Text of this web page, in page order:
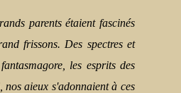
parents étaient fascinés
frissons. Des spectres et
les esprits des
aieux s'adonnaient à ces